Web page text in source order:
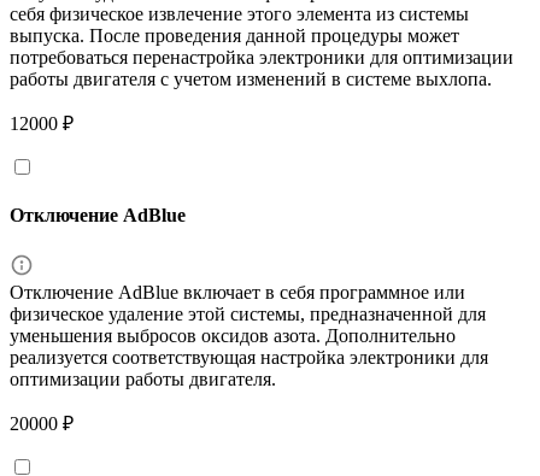
себя физическое извлечение этого элемента из системы
выпуска. После проведения данной процедуры может
потребоваться перенастройка электроники для оптимизации
работы двигателя с учетом изменений в системе выхлопа.
12000 ₽
Отключение AdBlue
Отключение AdBlue включает в себя программное или
физическое удаление этой системы, предназначенной для
уменьшения выбросов оксидов азота. Дополнительно
реализуется соответствующая настройка электроники для
оптимизации работы двигателя.
20000 ₽